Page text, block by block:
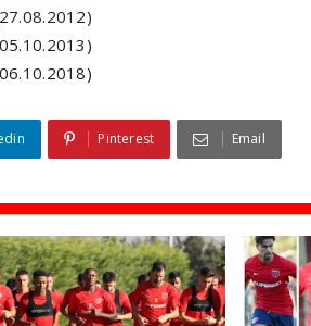
Pinterest Email